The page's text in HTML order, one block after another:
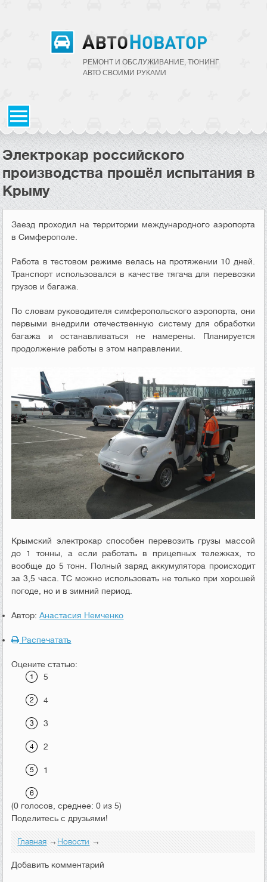
РЕМОНТ И ОБСЛУЖИВАНИЕ, ТЮНИНГ
АВТО CВОИМИ РУКАМИ
Электрокар российского
производства прошёл испытания в
Крыму
Заезд проходил на территории международного аэропорта
в Симферополе.
Работа в тестовом режиме велась на протяжении 10 дней.
Транспорт использовался в качестве тягача для перевозки
грузов и багажа.
По словам руководителя симферопольского аэропорта, они
первыми внедрили отечественную систему для обработки
багажа и останавливаться не намерены. Планируется
продолжение работы в этом направлении.
Крымский электрокар способен перевозить грузы массой
до 1 тонны, а если работать в прицепных тележках, то
вообще до 5 тонн. Полный заряд аккумулятора происходит
за 3,5 часа. ТС можно использовать не только при хорошей
погоде, но и в зимний период.
Автор:Анастасия Немченко
Распечатать
Оцените статью:
5
4
3
2
1
(0 голосов, среднее: 0 из 5)
Поделитесь с друзьями!
Главная →Новости →
Добавить комментарий